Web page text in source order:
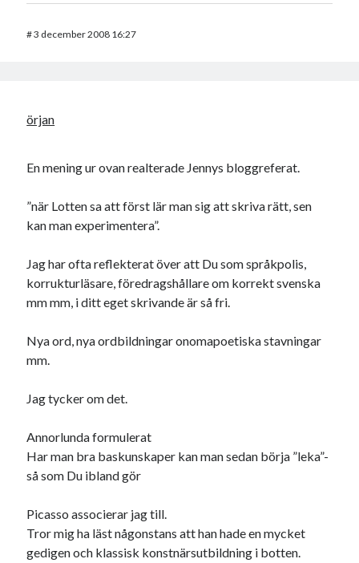
#3 december 2008 16:27
örjan
En mening ur ovan realterade Jennys bloggreferat.
”när Lotten sa att först lär man sig att skriva rätt, sen
kan man experimentera”.
Jag har ofta reflekterat över att Du som språkpolis,
korrukturläsare, föredragshållare om korrekt svenska
mm mm, i ditt eget skrivande är så fri.
Nya ord, nya ordbildningar onomapoetiska stavningar
mm.
Jag tycker om det.
Annorlunda formulerat
Har man bra baskunskaper kan man sedan börja ”leka”-
så som Du ibland gör
Picasso associerar jag till.
Tror mig ha läst någonstans att han hade en mycket
gedigen och klassisk konstnärsutbildning i botten.